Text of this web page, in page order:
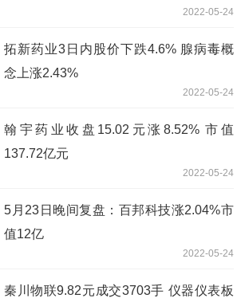
2022-05-24
拓新药业3日内股价下跌4.6% 腺病毒概
念上涨2.43%
2022-05-24
翰宇药业收盘15.02元涨8.52% 市值
137.72亿元
2022-05-24
5月23日晚间复盘：百邦科技涨2.04%市
值12亿
2022-05-24
秦川物联9.82元成交3703手 仪器仪表板